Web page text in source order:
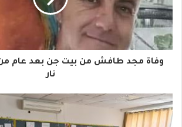
د
ك
ا
إ
ل
وفاة مجد طافش من بيت جن بعد عام من
نار